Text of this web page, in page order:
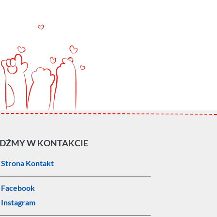
W KONTAKCIE
Strona Kontakt
Facebook
Instagram